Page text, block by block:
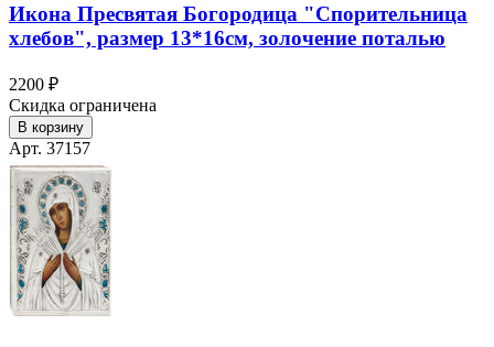
Икона Пресвятая Богородица "Спорительница
хлебов", размер 13*16см, золочение поталью
2200 ₽
Скидка ограничена
В корзину
Арт. 37157